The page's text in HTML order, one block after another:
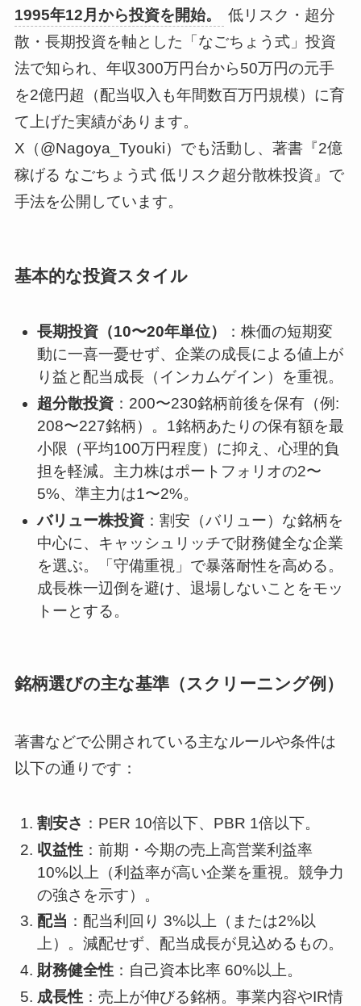
1995年12月から投資を開始。
低リスク・超分
散・長期投資を軸とした「なごちょう式」投資
法で知られ、年収300万円台から50万円の元手
を2億円超（配当収入も年間数百万円規模）に育
て上げた実績があります。
X（@Nagoya_Tyouki）でも活動し、著書『2億
稼げる なごちょう式 低リスク超分散株投資』で
手法を公開しています。
基本的な投資スタイル
長期投資（10〜20年単位）
：株価の短期変
動に一喜一憂せず、企業の成長による値上が
り益と配当成長（インカムゲイン）を重視。
超分散投資 ：200〜230銘柄前後を保有（例:
208〜227銘柄）。1銘柄あたりの保有額を最
小限（平均100万円程度）に抑え、心理的負
担を軽減。主力株はポートフォリオの2〜
5%、準主力は1〜2%。
バリュー株投資 ：割安（バリュー）な銘柄を
中心に、キャッシュリッチで財務健全な企業
を選ぶ。「守備重視」で暴落耐性を高める。
成長株一辺倒を避け、退場しないことをモッ
トーとする。
銘柄選びの主な基準（スクリーニング例）
著書などで公開されている主なルールや条件は
以下の通りです：
割安さ ：PER 10倍以下、PBR 1倍以下。
収益性 ：前期・今期の売上高営業利益率
10%以上（利益率が高い企業を重視。競争力
の強さを示す）。
配当 ：配当利回り 3%以上（または2%以
上）。減配せず、配当成長が見込めるもの。
財務健全性 ：自己資本比率 60%以上。
成長性 ：売上が伸びる銘柄。事業内容やIR情